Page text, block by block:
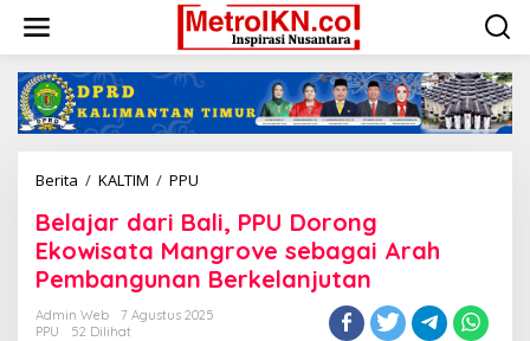
konten
Berita / KALTIM / PPU
Bali,
PPU
Dorong
Ekowisata
Mangrove
Belajar dari Bali, PPU Dorong
Ekowisata Mangrove sebagai Arah
Pembangunan Berkelanjutan
Admin Web
7 Agustus 2025
PPU
52 Dilihat